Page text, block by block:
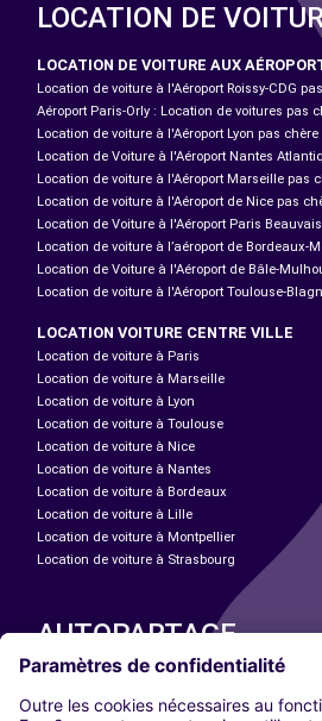
LOCATION DE
LOCATION DE VOITURE AUX
Location de voiture à l'Aéroport Roissy-CDG
Aéroport Paris-Orly : Location de voitures pas
Location de voiture à l'Aéroport Lyon pas chère
Location de Voiture à l'Aéroport Nantes
Location de voiture à l'Aéroport Marseille pas
Location de voiture à l'Aéroport de Nice pas
Location de Voiture à l'Aéroport Paris
Location de voiture à l’aéroport de Bordeaux-
Location de Voiture à l'Aéroport de Bâle-
Location de voiture à l'Aéroport Toulouse-
LOCATION VOITURE CENTRE VILLE
Location de voiture à Paris
Location de voiture à Marseille
Location de voiture à Lyon
Location de voiture à Toulouse
Location de voiture à Nice
Location de voiture à Nantes
Location de voiture à Bordeaux
Location de voiture à Lille
Location de voiture à Montpellier
Location de voiture à Strasbourg
AUTOPARTAGE
Paris